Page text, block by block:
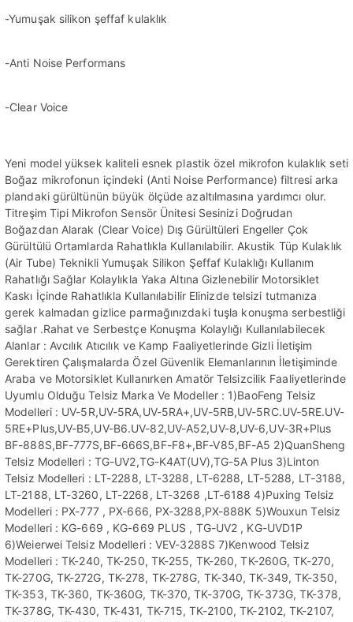
-Yumuşak silikon şeffaf kulaklık
-Anti Noise Performans
-Clear Voice
Yeni model yüksek kaliteli esnek plastik özel mikrofon kulaklık seti
Boğaz mikrofonun içindeki (Anti Noise Performance) filtresi arka
plandaki gürültünün büyük ölçüde azaltılmasına yardımcı olur.
Titreşim Tipi Mikrofon Sensör Ünitesi Sesinizi Doğrudan
Boğazdan Alarak (Clear Voice) Dış Gürültüleri Engeller Çok
Gürültülü Ortamlarda Rahatlıkla Kullanılabilir. Akustik Tüp Kulaklık
(Air Tube) Teknikli Yumuşak Silikon Şeffaf Kulaklığı Kullanım
Rahatlığı Sağlar Kolaylıkla Yaka Altına Gizlenebilir Motorsiklet
Kaskı İçinde Rahatlıkla Kullanılabilir Elinizde telsizi tutmanıza
gerek kalmadan gizlice parmağınızdaki tuşla konuşma serbestliği
sağlar .Rahat ve Serbestçe Konuşma Kolaylığı Kullanılabilecek
Alanlar : Avcılık Atıcılık ve Kamp Faaliyetlerinde Gizli İletişim
Gerektiren Çalışmalarda Özel Güvenlik Elemanlarının İletişiminde
Araba ve Motorsiklet Kullanırken Amatör Telsizcilik Faaliyetlerinde
Uyumlu Olduğu Telsiz Marka Ve Modeller : 1)BaoFeng Telsiz
Modelleri : UV-5R,UV-5RA,UV-5RA+,UV-5RB,UV-5RC.UV-5RE.UV-
5RE+Plus,UV-B5,UV-B6.UV-82,UV-A52,UV-8,UV-6,UV-3R+Plus
BF-888S,BF-777S,BF-666S,BF-F8+,BF-V85,BF-A5 2)QuanSheng
Telsiz Modelleri : TG-UV2,TG-K4AT(UV),TG-5A Plus 3)Linton
Telsiz Modelleri : LT-2288, LT-3288, LT-6288, LT-5288, LT-3188,
LT-2188, LT-3260, LT-2268, LT-3268 ,LT-6188 4)Puxing Telsiz
Modelleri : PX-777 , PX-666, PX-3288,PX-888K 5)Wouxun Telsiz
Modelleri : KG-669 , KG-669 PLUS , TG-UV2 , KG-UVD1P
6)Weierwei Telsiz Modelleri : VEV-3288S 7)Kenwood Telsiz
Modelleri : TK-240, TK-250, TK-255, TK-260, TK-260G, TK-270,
TK-270G, TK-272G, TK-278, TK-278G, TK-340, TK-349, TK-350,
TK-353, TK-360, TK-360G, TK-370, TK-370G, TK-373G, TK-378,
TK-378G, TK-430, TK-431, TK-715, TK-2100, TK-2102, TK-2107,